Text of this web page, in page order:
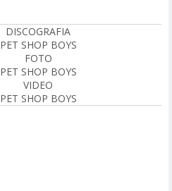
DISCOGRAFIA
PET SHOP BOYS
FOTO
PET SHOP BOYS
VIDEO
PET SHOP BOYS